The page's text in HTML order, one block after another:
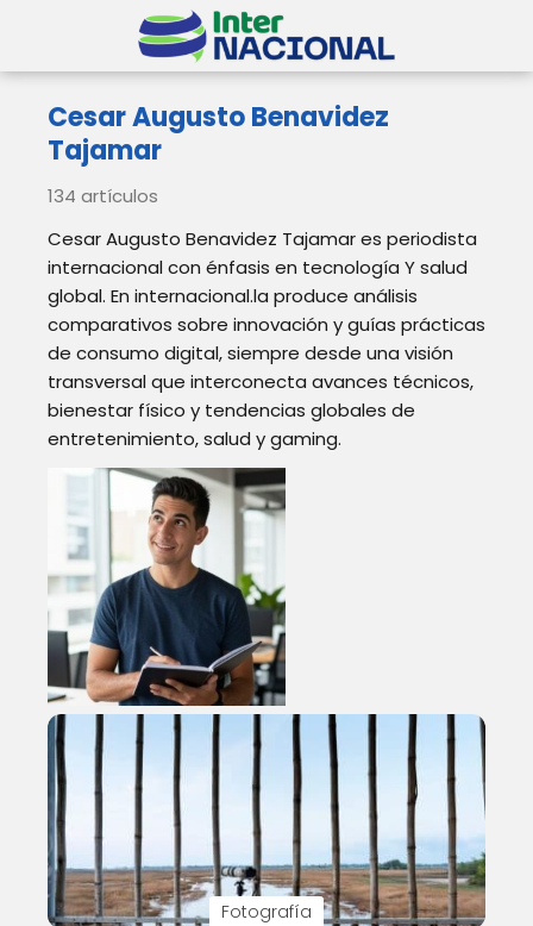
Cesar Augusto Benavidez
Tajamar
134 artículos
Cesar Augusto Benavidez Tajamar es periodista
internacional con énfasis en tecnología Y salud
global. En internacional.la produce análisis
comparativos sobre innovación y guías prácticas
de consumo digital, siempre desde una visión
transversal que interconecta avances técnicos,
bienestar físico y tendencias globales de
entretenimiento, salud y gaming.
Fotografía